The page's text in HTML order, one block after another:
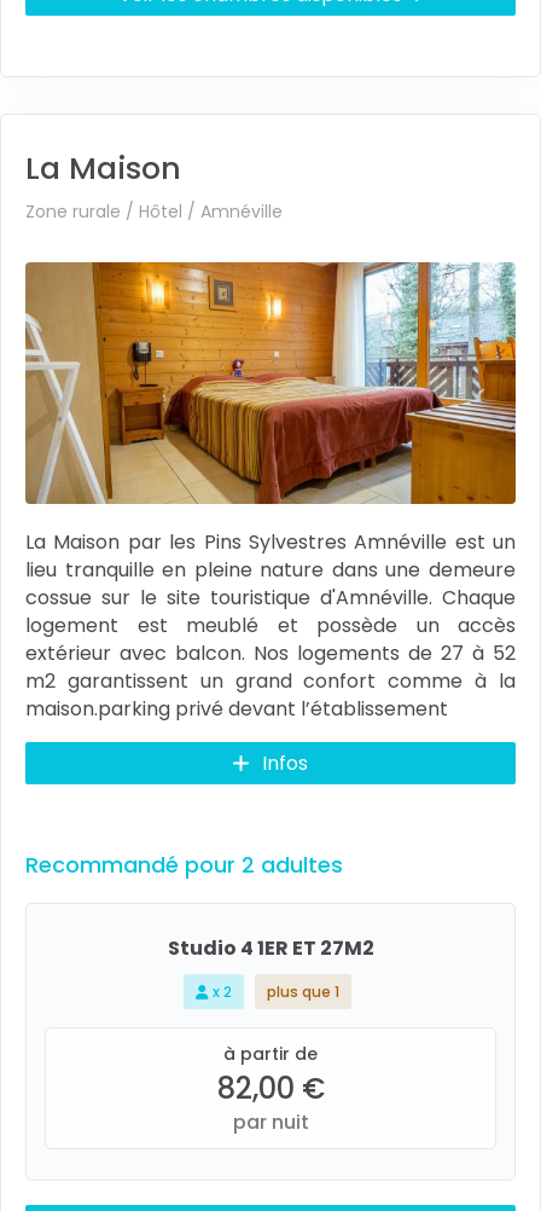
La Maison
Zone rurale / Hôtel / Amnéville
La Maison par les Pins Sylvestres Amnéville est un
lieu tranquille en pleine nature dans une demeure
cossue sur le site touristique d'Amnéville. Chaque
logement est meublé et possède un accès
extérieur avec balcon. Nos logements de 27 à 52
m2 garantissent un grand confort comme à la
maison.parking privé devant l’établissement
Infos
Recommandé pour 2 adultes
Studio 4 1ER ET 27M2
x 2 plus que 1
à partir de
82,00 €
par nuit